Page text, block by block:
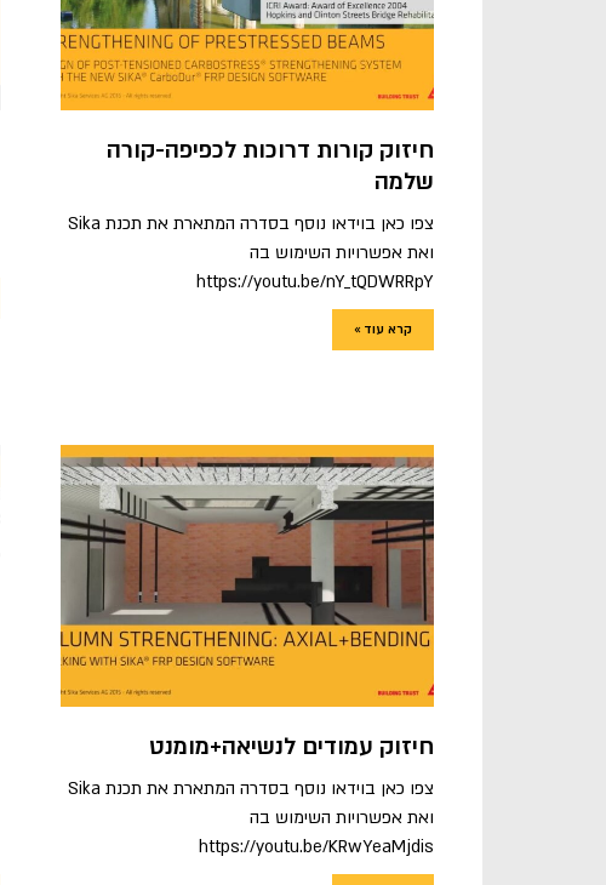
חיזוק קורות דרוכות לכפיפה-קורה
שלמה
צפו כאן בוידאו נוסף בסדרה המתארת את תכנת Sika
ואת אפשרויות השימוש בה
https://youtu.be/nY_tQDWRRpY
קרא עוד »
חיזוק עמודים לנשיאה+מומנט
צפו כאן בוידאו נוסף בסדרה המתארת את תכנת Sika
ואת אפשרויות השימוש בה
https://youtu.be/KRwYeaMjdis